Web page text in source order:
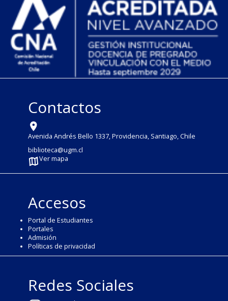
Contactos
Avenida Andrés Bello 1337, Providencia, Santiago, Chile
biblioteca@ugm.cl
Ver mapa
Accesos
Portal de Estudiantes
Portales
Admisión
Políticas de privacidad
Redes Sociales